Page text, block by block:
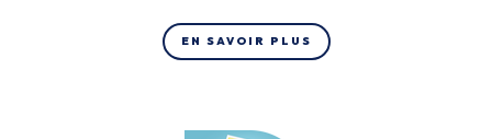
EN SAVOIR PLUS